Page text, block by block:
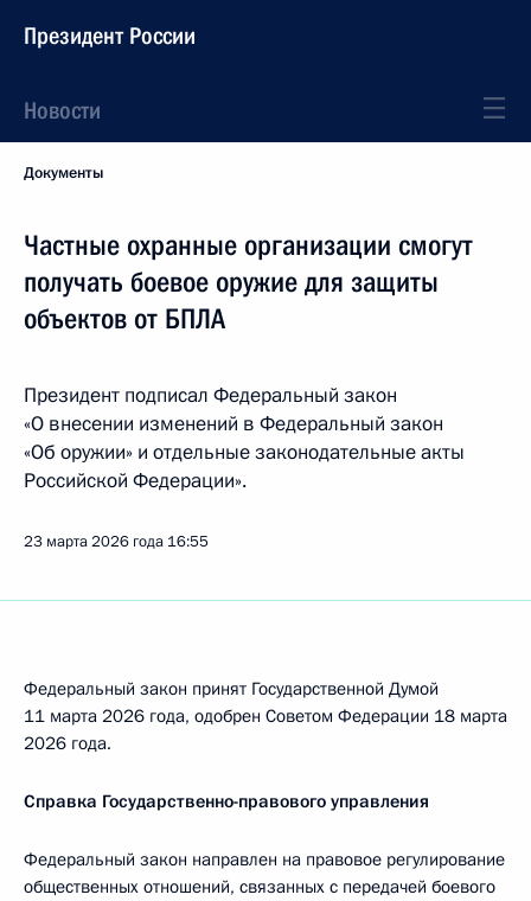
Президент России
Новости
Документы
Частные охранные организации смогут
получать боевое оружие для защиты
объектов от БПЛА
Президент подписал Федеральный закон
«О внесении изменений в Федеральный закон
«Об оружии» и отдельные законодательные акты
Российской Федерации».
23 марта 2026 года 16:55
Федеральный закон принят Государственной Думой
11 марта 2026 года, одобрен Советом Федерации 18 марта
2026 года.
Справка Государственно-правового управления
Федеральный закон направлен на правовое регулирование
общественных отношений, связанных с передачей боевого